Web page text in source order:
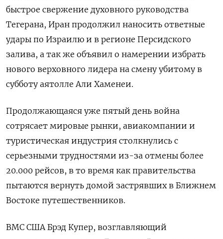
быстрое свержение духовного руководства
Тегерана, Иран продолжил наносить ответные
удары по Израилю и в регионе Персидского ​
залива, а так же объявил о ​намерении избрать
нового верховного ​лидера на ⁠смену убитому в
субботу аятолле Али Хаменеи.
Продолжающаяся уже пятый день война
‌сотрясает мировые рынки, авиакомпании и
туристическая индустрия столкнулись ‌с
серьезными трудностями из-за отмены более
20.000 рейсов, в то время как правительства
пытаются вернуть домой застрявших ​в Ближнем
Востоке путешественников.
ВМС США Брэд Купер, возглавляющий